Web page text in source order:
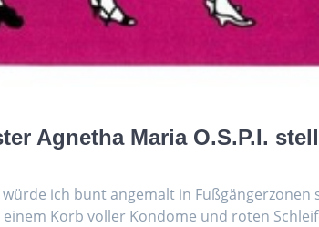
Agnetha Maria O.S.P.I.
ich bunt angemalt in Fußgängerzonen
Korb voller Kondome und roten